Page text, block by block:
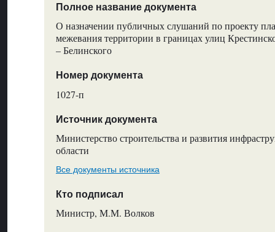
Полное название документа
О назначении публичных слушаний по проекту
межевания территории в границах улиц
– Белинского
Номер документа
1027-п
Источник документа
Министерство строительства и развития
области
Все документы источника
Кто подписал
Министр, М.М. Волков